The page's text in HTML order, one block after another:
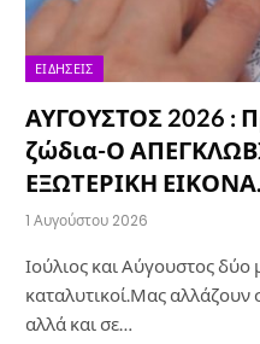
ΕΙΔΉΣΕΙΣ
ΑΥΓΟΥΣΤΟΣ 2026 :
ζώδια-Ο
ΕΞΩΤΕΡΙΚΗ
1 Αυγούστου 2026
Ιούλιος και Αύγουστος δύο
καταλυτικοί.Μας
αλλά και σε…